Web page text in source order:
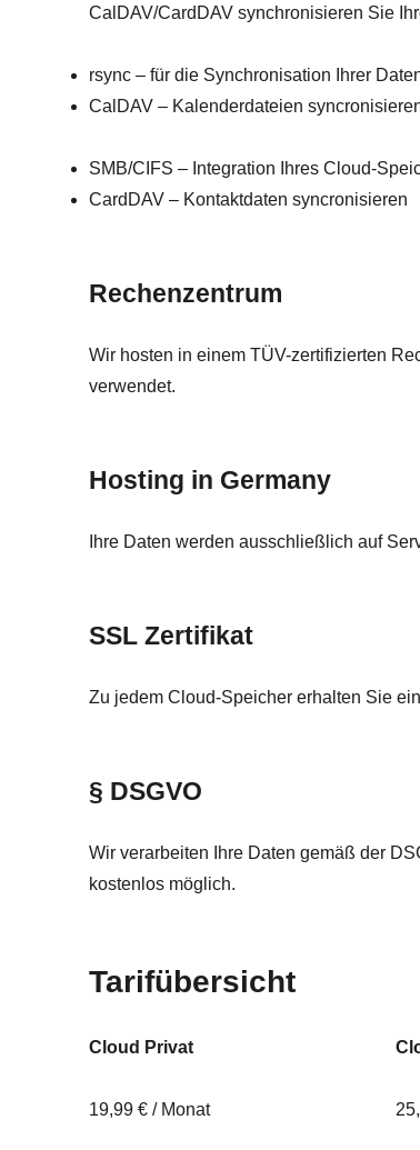
CalDAV/CardDAV synchronisieren Sie
rsync – für die Synchronisation Ihrer
CalDAV – Kalenderdateien
SMB/CIFS – Integration Ihres Cloud-
CardDAV – Kontaktdaten syncronisieren
Rechenzentrum
Wir hosten in einem TÜV-zertifizierten
verwendet.
Hosting in Germany
Ihre Daten werden ausschließlich auf
SSL Zertifikat
Zu jedem Cloud-Speicher erhalten Sie
§ DSGVO
Wir verarbeiten Ihre Daten gemäß der
kostenlos möglich.
Tarifübersicht
Cloud Privat
19,99 € / Monat